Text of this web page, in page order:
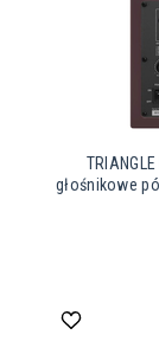
głośnikowe